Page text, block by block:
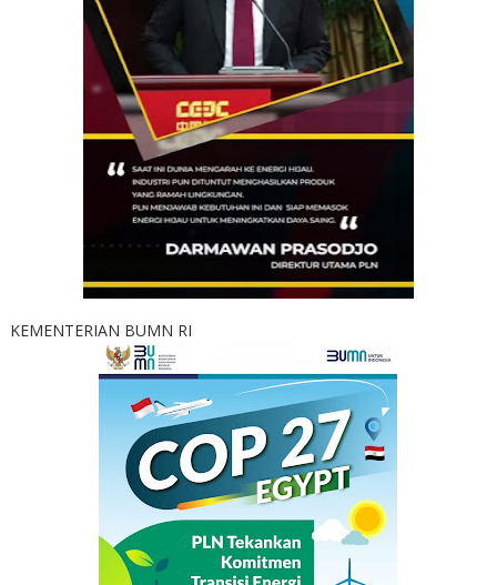
KEMENTERIAN BUMN RI